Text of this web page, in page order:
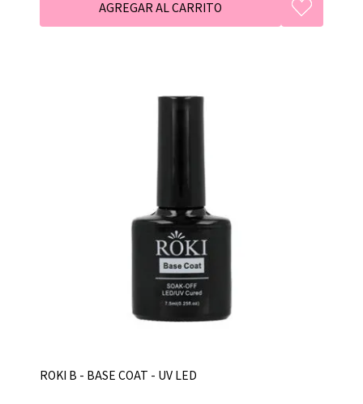
ROKI B - BASE COAT - UV LED